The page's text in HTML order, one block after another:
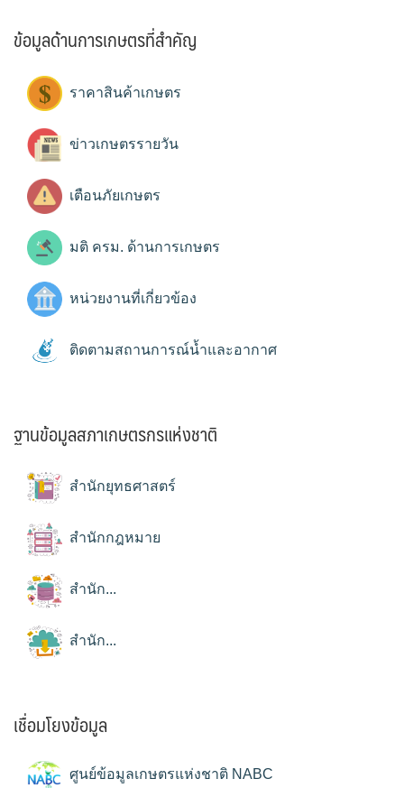
ข้อมูลด้านการเกษตรที่สำคัญ
ราคาสินค้าเกษตร
ข่าวเกษตรรายวัน
เตือนภัยเกษตร
มติ ครม. ด้านการเกษตร
หน่วยงานที่เกี่ยวข้อง
ติดตามสถานการณ์น้ำและอากาศ
ฐานข้อมูลสภาเกษตรกรแห่งชาติ
สำนักยุทธศาสตร์
สำนักกฎหมาย
สำนัก...
สำนัก...
เชื่อมโยงข้อมูล
ศูนย์ข้อมูลเกษตรแห่งชาติ NABC